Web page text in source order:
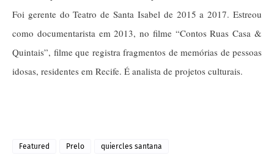
Foi gerente do Teatro de Santa Isabel de 2015 a 2017. Estreou
como documentarista em 2013, no filme “Contos Ruas Casa &
Quintais”, filme que registra fragmentos de memórias de pessoas
idosas, residentes em Recife. É analista de projetos culturais.
Featured Prelo quiercles santana